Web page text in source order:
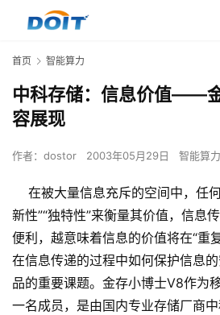
首页 智能算力
中科存储：信息价值――
容展现
作者： dostor 2003年05月29日 智能算力
在被大量信息充斥的空间中，任
新性”“独特性”来衡量其价值，信息
便利，越意味着信息的价值将在“重
在信息传递的过程中如何保护信息
品的重要课题。金存小博士V8作为
一名成员，是由国内专业存储厂商